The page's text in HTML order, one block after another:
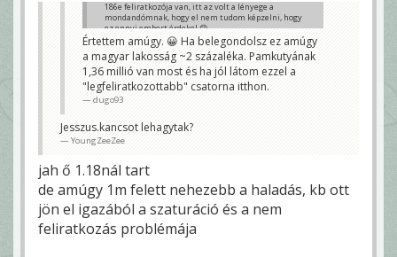
186e feliratkozója van, itt az volt a lényege a
mondandómnak, hogy el nem tudom képzelni, hogy
ez ennyi embert érdekel 😊
NB2
Értettem amúgy. 😀 Ha belegondolsz ez amúgy
a magyar lakosság ~2 százaléka. Pamkutyának
1,36 millió van most és ha jól látom ezzel a
"legfeliratkozottabb" csatorna itthon.
dugo93
Jesszus.kancsot lehagytak?
YoungZeeZee
jah ő 1.18nál tart
de amúgy 1m felett nehezebb a haladás, kb ott
jön el igazából a szaturáció és a nem
feliratkozás problémája